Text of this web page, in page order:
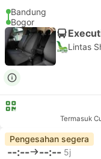
Bandung
Bogor
Lintas
Termasuk
Pengesahan segera
--:-- --:-- 5j